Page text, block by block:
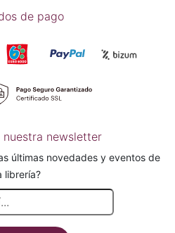
de pago
nuestra newsletter
últimas novedades y eventos de
librería?